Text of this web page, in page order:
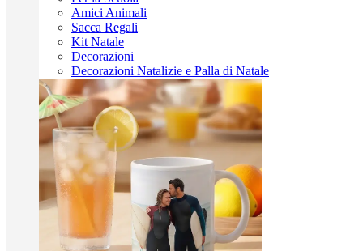
Amici Animali
Sacca Regali
Kit Natale
Decorazioni
Decorazioni Natalizie e Palla di Natale